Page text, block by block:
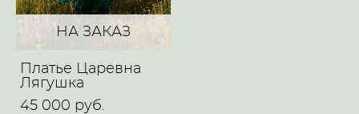
НА ЗАКАЗ
Платье Царевна
Лягушка
45 000 pуб.